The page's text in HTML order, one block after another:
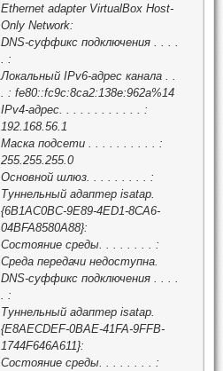
Ethernet adapter VirtualBox Host-
Only Network:
DNS-суффикс подключения . . . .
. :
Локальный IPv6-адрес канала . .
. : fe80::fc9c:8ca2:138e:962a%14
IPv4-адрес. . . . . . . . . . . . :
192.168.56.1
Маска подсети . . . . . . . . . . :
255.255.255.0
Основной шлюз. . . . . . . . . :
Туннельный адаптер isatap.
{6B1AC0BC-9E89-4ED1-8CA6-
04BFA8580A88}:
Состояние среды. . . . . . . . :
Среда передачи недоступна.
DNS-суффикс подключения . . . .
. :
Туннельный адаптер isatap.
{E8AECDEF-0BAE-41FA-9FFB-
1744F646A611}:
Состояние среды. . . . . . . . :